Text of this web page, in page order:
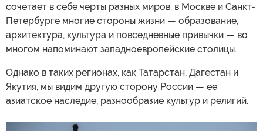
сочетает в себе черты разных миров: в Москве и Санкт-
Петербурге многие стороны жизни — образование,
архитектура, культура и повседневные привычки — во
многом напоминают западноевропейские столицы.
Однако в таких регионах, как Татарстан, Дагестан и
Якутия, мы видим другую сторону России — ее
азиатское наследие, разнообразие культур и религий.